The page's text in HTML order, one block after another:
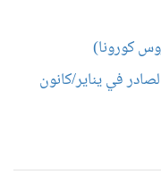
كورونا)
في يناير/كانون